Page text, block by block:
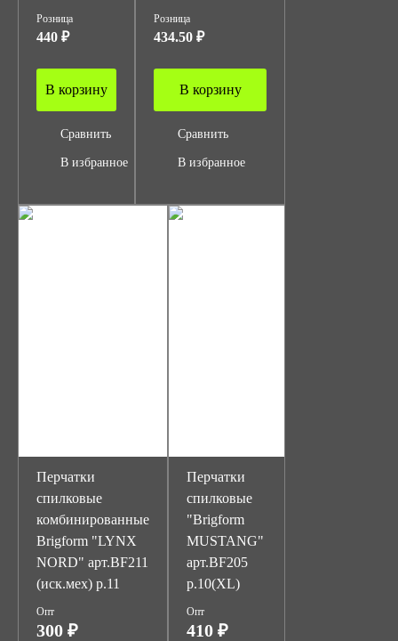
Розница
440 ₽
В корзину
Сравнить
В избранное
Розница
434.50 ₽
В корзину
Сравнить
В избранное
Перчатки
спилковые
комбинированные
Brigform "LYNX
NORD" арт.BF211
(иск.мех) р.11
Опт
300 ₽
Перчатки
спилковые
"Brigform
MUSTANG"
арт.BF205
р.10(XL)
Опт
410 ₽